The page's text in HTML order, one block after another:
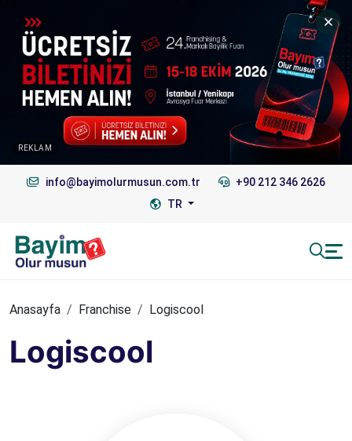
REKLAM
info@bayimolurmusun.com.tr
+90 212 346 2626
TR
Anasayfa Franchise Logiscool
Logiscool